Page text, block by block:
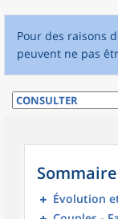
Pour des raisons
peuvent ne pas
Sommaire
Évolution